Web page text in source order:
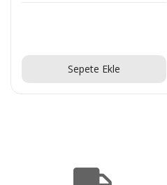
Sepete Ekle